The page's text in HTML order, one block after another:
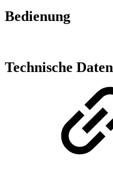
Bedienung
Technische Daten